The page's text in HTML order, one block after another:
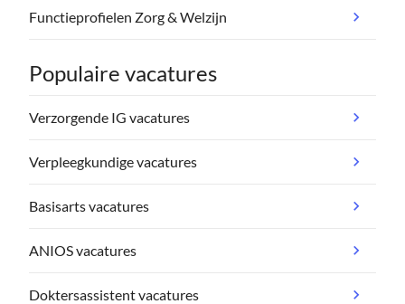
Functieprofielen Zorg & Welzijn
Populaire vacatures
Verzorgende IG vacatures
Verpleegkundige vacatures
Basisarts vacatures
ANIOS vacatures
Doktersassistent vacatures